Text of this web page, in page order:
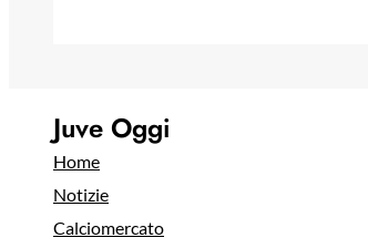
Juve Oggi
Home
Notizie
Calciomercato